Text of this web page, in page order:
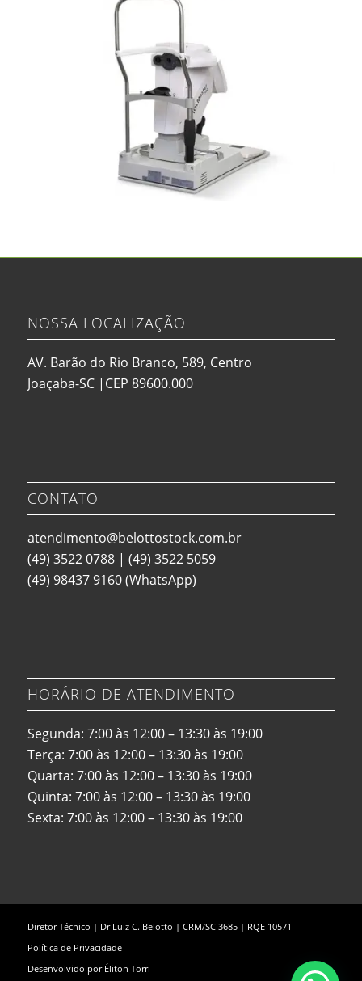
NOSSA LOCALIZAÇÃO
AV. Barão do Rio Branco, 589, Centro
Joaçaba-SC |CEP 89600.000
CONTATO
atendimento@belottostock.com.br
(49) 3522 0788| (49) 3522 5059
(49) 98437 9160(WhatsApp)
HORÁRIO DE ATENDIMENTO
Segunda: 7:00 às 12:00 – 13:30 às 19:00
Terça: 7:00 às 12:00 – 13:30 às 19:00
Quarta: 7:00 às 12:00 – 13:30 às 19:00
Quinta: 7:00 às 12:00 – 13:30 às 19:00
Sexta: 7:00 às 12:00 – 13:30 às 19:00
Diretor Técnico | Dr Luiz C. Belotto | CRM/SC 3685 | RQE 10571
Política de Privacidade
Desenvolvido por Éliton Torri